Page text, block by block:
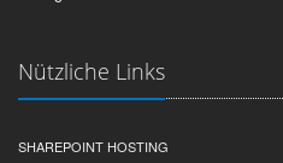
Nützliche Links
SHAREPOINT HOSTING